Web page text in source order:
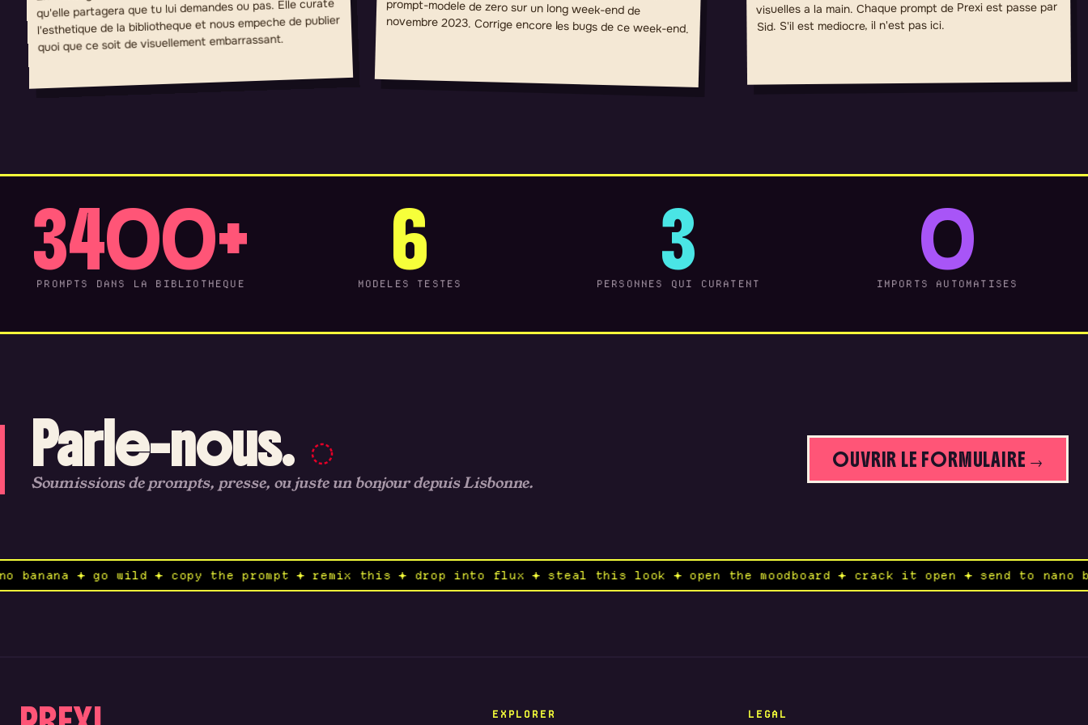
qu'elle partagera que tu lui demandes ou pas. Elle curate
l'esthetique de la bibliotheque et nous empeche de publier
quoi que ce soit de visuellement embarrassant.
novembre 2023. Corrige encore les bugs de ce week-end.
visuelles a la main. Chaque prompt de Prexi est passe par
Sid. S'il est mediocre, il n'est pas ici.
3400+
PROMPTS DANS LA BIBLIOTHEQUE 6
MODELES TESTES 3
PERSONNES QUI CURATENT 0
IMPORTS AUTOMATISES
Parle-nous.
Soumissions de prompts, presse, ou juste un bonjour depuis Lisbonne.
OUVRIR LE FORMULAIRE →
nano banana ✦ go wild ✦ copy the prompt ✦ remix this ✦ drop into flux ✦ steal this look ✦ open the moodboard ✦ crack it open ✦ send
EXPLORER LEGAL